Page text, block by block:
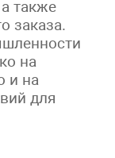
также
заказа.
на
и на
для